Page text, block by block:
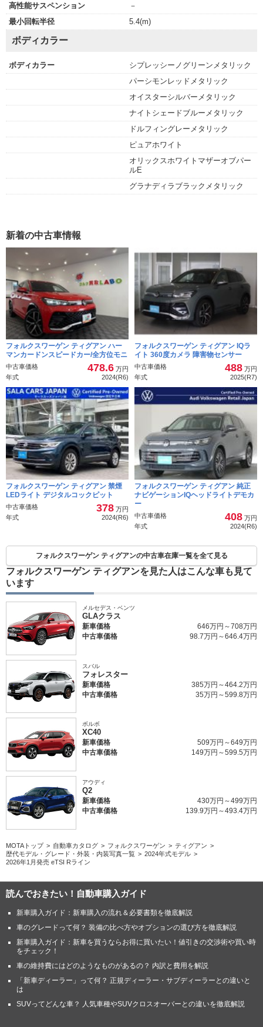
高性能サスペンション
－
最小回転半径
5.4(m)
ボディカラー
ボディカラー
シプレッシーノグリーンメタリック
パーシモンレッドメタリック
オイスターシルバーメタリック
ナイトシェードブルーメタリック
ドルフィングレーメタリック
ピュアホワイト
オリックスホワイトマザーオブパー
ルE
グラナディラブラックメタリック
新着の中古車情報
フォルクスワーゲン ティグアン ハー
マンカードンスピードカー/全方位モニ
中古車価格 478.6 万円
年式
2024(R6)
フォルクスワーゲン ティグアン IQラ
イト 360度カメラ 障害物センサー
中古車価格 488 万円
年式
2025(R7)
フォルクスワーゲン ティグアン 禁煙
LEDライト デジタルコックピット
中古車価格 378 万円
年式
2024(R6)
フォルクスワーゲン ティグアン 純正
ナビゲーションIQヘッドライトデモカ
ー
中古車価格 408 万円
年式
2024(R6)
フォルクスワーゲン ティグアンの中古車在庫一覧を全て見る
フォルクスワーゲン ティグアンを見た人はこんな車も見て
います
メルセデス・ベンツ
GLAクラス
新車価格
646万円～708万円
中古車価格
98.7万円～646.4万円
スバル
フォレスター
新車価格
385万円～464.2万円
中古車価格
35万円～599.8万円
ボルボ
XC40
新車価格
509万円～649万円
中古車価格
149万円～599.5万円
アウディ
Q2
新車価格
430万円～499万円
中古車価格
139.9万円～493.4万円
MOTAトップ 自動車カタログ フォルクスワーゲン
ティグアン
歴代モデル・グレード・外装・内装写真一覧
2024年式モデル
2026年1月発売 eTSI Rライン
読んでおきたい！自動車購入ガイド
新車購入ガイド：新車購入の流れ＆必要書類を徹底解説
車のグレードって何？ 装備の比べ方やオプションの選び方を徹底解説
新車購入ガイド：新車を買うならお得に買いたい！値引きの交渉術や買い時
をチェック！
車の維持費にはどのようなものがあるの？ 内訳と費用を解説
「新車ディーラー」って何？ 正規ディーラー・サブディーラーとの違いと
は
SUVってどんな車？ 人気車種やSUVクロスオーバーとの違いを徹底解説